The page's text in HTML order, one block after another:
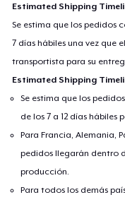
Estimated Shipping
Se estima que los pedidos
7 días hábiles una vez que
transportista para su
Estimated Shipping
Se estima que los
de los 7 a 12 días hábiles
Para Francia, Alemania,
pedidos llegarán dentro
producción.
Para todos los demás